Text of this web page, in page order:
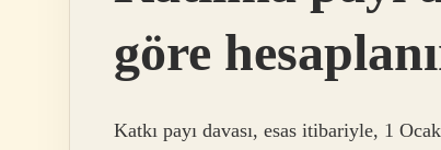
göre
Katkı payı davası, esas itibariyle, 1